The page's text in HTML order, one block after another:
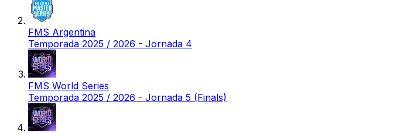
FMS Argentina
Temporada 2025 / 2026 - Jornada 4
FMS World Series
Temporada 2025 / 2026 - Jornada 5 (Finals)